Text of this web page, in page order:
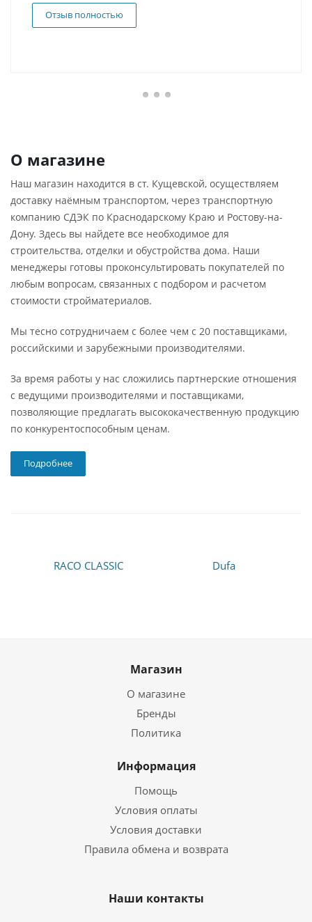
Отзыв полностью
О магазине
Наш магазин находится в ст. Кущевской, осуществляем
доставку наёмным транспортом, через транспортную
компанию СДЭК по Краснодарскому Краю и Ростову-на-
Дону. Здесь вы найдете все необходимое для
строительства, отделки и обустройства дома. Наши
менеджеры готовы проконсультировать покупателей по
любым вопросам, связанных с подбором и расчетом
стоимости стройматериалов.
Мы тесно сотрудничаем с более чем с 20 поставщиками,
российскими и зарубежными производителями.
За время работы у нас сложились партнерские отношения
с ведущими производителями и поставщиками,
позволяющие предлагать высококачественную продукцию
по конкурентоспособным ценам.
Подробнее
RACO CLASSIC Dufa
Магазин
О магазине
Бренды
Политика
Информация
Помощь
Условия оплаты
Условия доставки
Правила обмена и возврата
Наши контакты